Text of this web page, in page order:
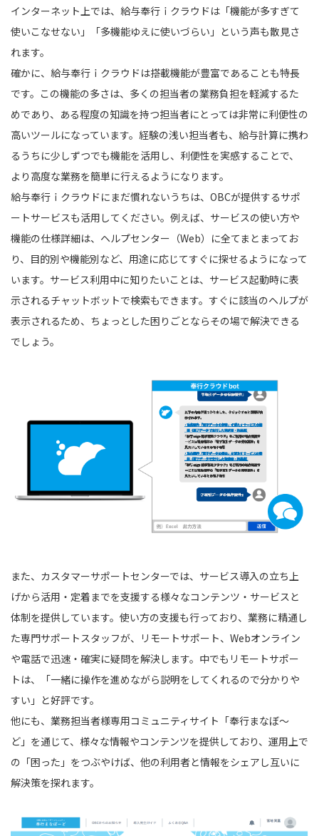
インターネット上では、給与奉行ｉクラウドは「機能が多すぎて
使いこなせない」「多機能ゆえに使いづらい」という声も散見さ
れます。
確かに、給与奉行ｉクラウドは搭載機能が豊富であることも特長
です。この機能の多さは、多くの担当者の業務負担を軽減するた
めであり、ある程度の知識を持つ担当者にとっては非常に利便性の
高いツールになっています。経験の浅い担当者も、給与計算に携わ
るうちに少しずつでも機能を活用し、利便性を実感することで、
より高度な業務を簡単に行えるようになります。
給与奉行ｉクラウドにまだ慣れないうちは、OBCが提供するサポ
ートサービスも活用してください。例えば、サービスの使い方や
機能の仕様詳細は、ヘルプセンター（Web）に全てまとまってお
り、目的別や機能別など、用途に応じてすぐに探せるようになって
います。サービス利用中に知りたいことは、サービス起動時に表
示されるチャットボットで検索もできます。すぐに該当のヘルプが
表示されるため、ちょっとした困りごとならその場で解決できる
でしょう。
また、カスタマーサポートセンターでは、サービス導入の立ち上
げから活用・定着までを支援する様々なコンテンツ・サービスと
体制を提供しています。使い方の支援も行っており、業務に精通し
た専門サポートスタッフが、リモートサポート、Webオンライン
や電話で迅速・確実に疑問を解決します。中でもリモートサポー
トは、「一緒に操作を進めながら説明をしてくれるので分かりや
すい」と好評です。
他にも、業務担当者様専用コミュニティサイト「奉行まなぼ〜
ど」を通じて、様々な情報やコンテンツを提供しており、運用上で
の「困った」をつぶやけば、他の利用者と情報をシェアし互いに
解決策を探れます。